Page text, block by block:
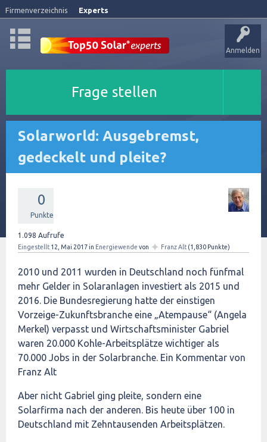
Firmenverzeichnis Experts
Anmelden
Frage stellen
Solarworld: Ausgebremst,
gedeckelt und pleite?
0
Punkte
1.098 Aufrufe
Eingestellt 12, Mai 2017in Energiewende von ✦ Franz Alt (1,830 Punkte)
2010 und 2011 wurden in Deutschland noch fünfmal
mehr Gelder in Solaranlagen investiert als 2015 und
2016. Die Bundesregierung hatte der einstigen
Vorzeige-Zukunftsbranche eine „Atempause“ (Angela
Merkel) verpasst und Wirtschaftsminister Gabriel
waren 20.000 Kohle-Arbeitsplätze wichtiger als
70.000 Jobs in der Solarbranche. Ein Kommentar von
Franz Alt
Aber nicht Gabriel ging pleite, sondern eine
Solarfirma nach der anderen. Bis heute über 100 in
Deutschland mit Zehntausenden Arbeitsplätzen.